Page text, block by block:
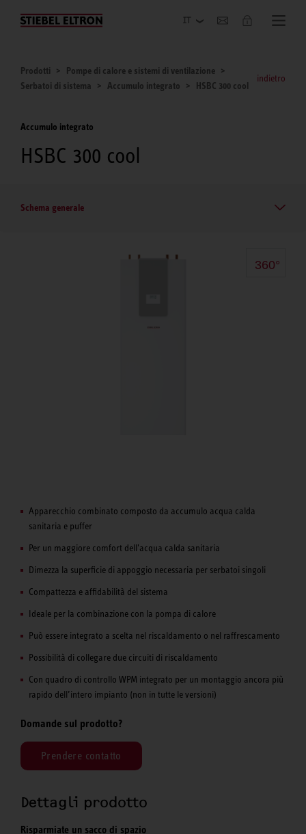
Azienda
Prodotti
Pompe di calore e sistemi di ventilazione
Serbatoi di sistema
Accumulo integrato HSBC 300 cool
indietro
Accumulo integrato
HSBC 300 cool
Schema generale
360°
Apparecchio combinato composto da accumulo acqua calda
sanitaria e puffer
Per un maggiore comfort dell'acqua calda sanitaria
Dimezza la superficie di appoggio necessaria per serbatoi singoli
Compattezza e affidabilità del sistema
Ideale per la combinazione con la pompa di calore
Può essere integrato a scelta nel riscaldamento o nel raffrescamento
Possibilità di collegare due circuiti di riscaldamento
Con quadro di controllo WPM integrato per un montaggio ancora più
rapido dell’intero impianto (non in tutte le versioni)
Domande sul prodotto?
Prendere contatto
Dettagli prodotto
Risparmiate un sacco di spazio